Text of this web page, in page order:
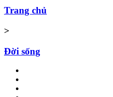
Trang chủ
>
Đời sống